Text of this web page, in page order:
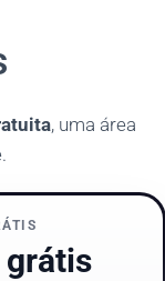
, uma área
grátis